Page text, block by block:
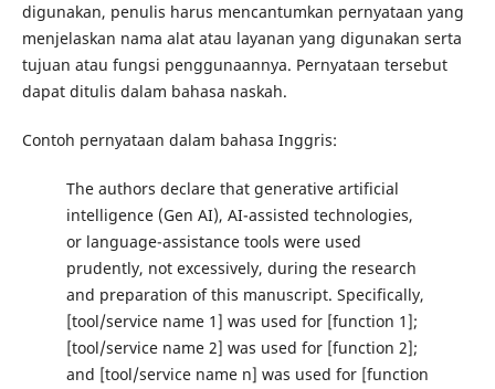
digunakan, penulis harus mencantumkan pernyataan yang
menjelaskan nama alat atau layanan yang digunakan serta
tujuan atau fungsi penggunaannya. Pernyataan tersebut
dapat ditulis dalam bahasa naskah.
Contoh pernyataan dalam bahasa Inggris:
The authors declare that generative artificial
intelligence (Gen AI), AI-assisted technologies,
or language-assistance tools were used
prudently, not excessively, during the research
and preparation of this manuscript. Specifically,
[tool/service name 1] was used for [function 1];
[tool/service name 2] was used for [function 2];
and [tool/service name n] was used for [function